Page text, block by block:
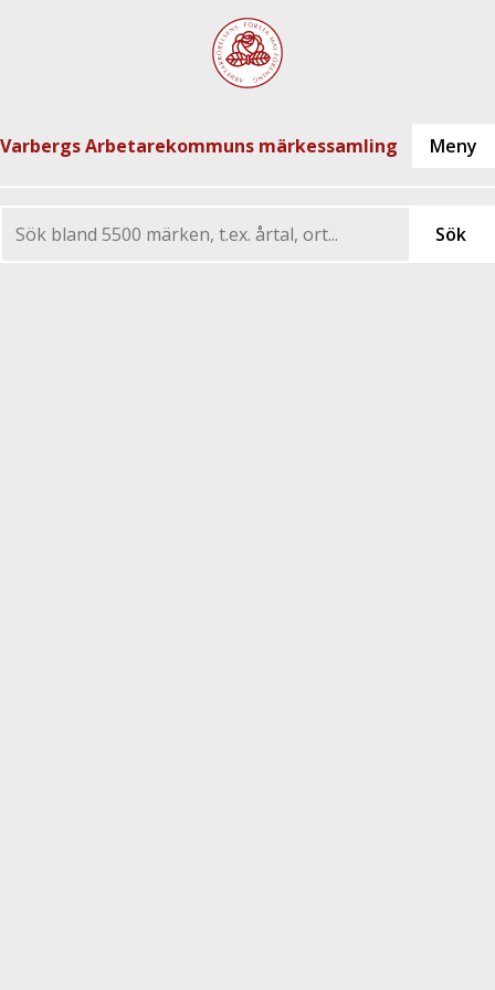
Varbergs Arbetarekommuns märkessamling